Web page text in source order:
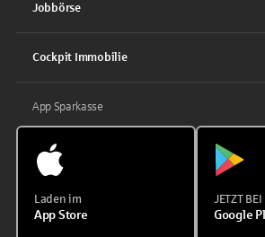
Jobbörse
Cockpit Immobilie
App Sparkasse
Laden im
App Store
JETZT BEI
Google